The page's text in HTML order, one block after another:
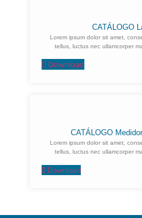
CATÁLOGO
Lorem ipsum dolor sit amet,
tellus, luctus nec ullamcorper
Download
CATÁLOGO
Lorem ipsum dolor sit amet,
tellus, luctus nec ullamcorper
Download